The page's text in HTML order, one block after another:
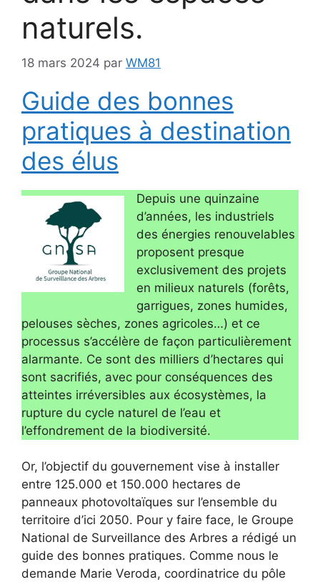
naturels.
18 mars 2024 par WM81
Guide des bonnes
pratiques à destination
des élus
Depuis une quinzaine
d’années, les industriels
des énergies renouvelables
proposent presque
exclusivement des projets
en milieux naturels (forêts,
garrigues, zones humides,
pelouses sèches, zones agricoles…) et ce
processus s’accélère de façon particulièrement
alarmante. Ce sont des milliers d’hectares qui
sont sacrifiés, avec pour conséquences des
atteintes irréversibles aux écosystèmes, la
rupture du cycle naturel de l’eau et
l’effondrement de la biodiversité.
Or, l’objectif du gouvernement vise à installer
entre 125.000 et 150.000 hectares de
panneaux photovoltaïques sur l’ensemble du
territoire d’ici 2050. Pour y faire face, le Groupe
National de Surveillance des Arbres a rédigé un
guide des bonnes pratiques. Comme nous le
demande Marie Veroda, coordinatrice du pôle